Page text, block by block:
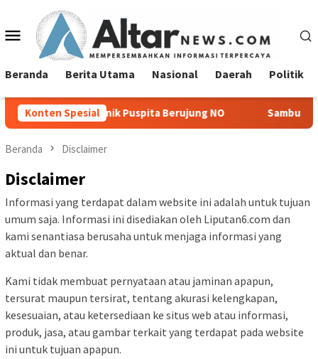
konten Menu
Mobile
Beranda Berita Utama Nasional Daerah Politik
Konten Spesial
Klinik Puspita Berujung NO Sambut Hari
Beranda Disclaimer
Disclaimer
Informasi yang terdapat dalam website ini adalah untuk tujuan
umum saja. Informasi ini disediakan oleh Liputan6.com dan
kami senantiasa berusaha untuk menjaga informasi yang
aktual dan benar.
Kami tidak membuat pernyataan atau jaminan apapun,
tersurat maupun tersirat, tentang akurasi kelengkapan,
kesesuaian, atau ketersediaan ke situs web atau informasi,
produk, jasa, atau gambar terkait yang terdapat pada website
ini untuk tujuan apapun.